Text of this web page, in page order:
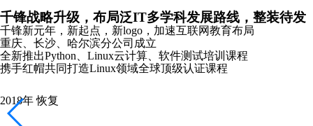
千锋战略升级，布局泛IT多学科发展路线，整装待发
千锋新元年，新起点，新logo，加速互联网教育布局
重庆、长沙、哈尔滨分公司成立
全新推出Python、Linux云计算、软件测试培训课程
携手红帽共同打造Linux领域全球顶级认证课程
2018年恢复